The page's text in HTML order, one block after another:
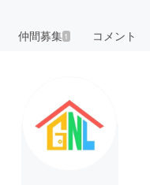
仲間募集 1 コメント